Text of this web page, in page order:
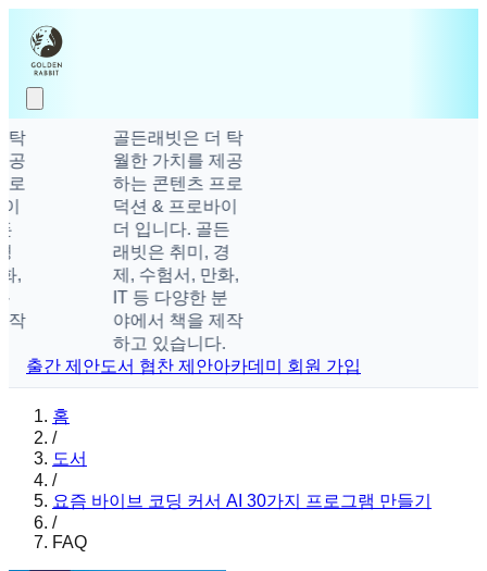
,
골든래빗은 더 탁
월한 가치를 제공
하는 콘텐츠 프로
덕션 & 프로바이
더 입니다. 골든
래빗은 취미, 경
제, 수험서, 만화,
IT 등 다양한 분
야에서 책을 제작
하고 있습니다.
출간 제안도서 협찬 제안아카데미 회원 가입
홈
/
도서
/
요즘 바이브 코딩 커서 AI 30가지 프로그램 만들기
/
FAQ